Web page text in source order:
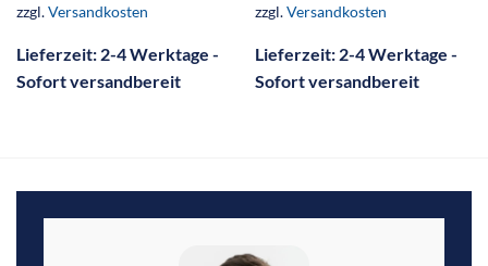
zzgl.Versandkosten
Lieferzeit: 2-4 Werktage -
Sofort versandbereit
zzgl.Versandkosten
Lieferzeit: 2-4 Werktage -
Sofort versandbereit